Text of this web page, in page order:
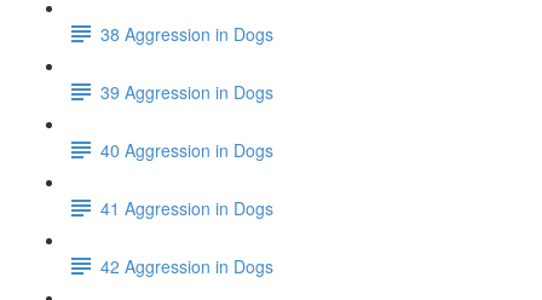
38 Aggression in Dogs
39 Aggression in Dogs
40 Aggression in Dogs
41 Aggression in Dogs
42 Aggression in Dogs